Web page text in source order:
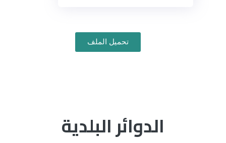
تحميل الملف
الدوائر البلدية